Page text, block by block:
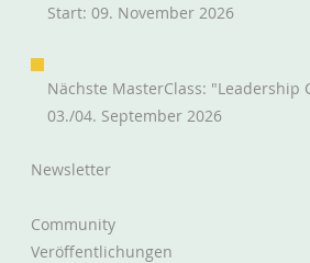
Organisationsentwicklung
Newsletter
Community
Veröffentlichungen
Start: 09. November 2026
Nächste MasterClass: "Leadership
03./04. September 2026